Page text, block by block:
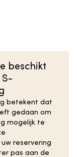
beschikt
S-
betekent dat
gedaan om
mogelijk te
reservering
pas aan de